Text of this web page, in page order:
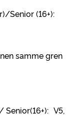
Senior (16+):
samme gren
V5,